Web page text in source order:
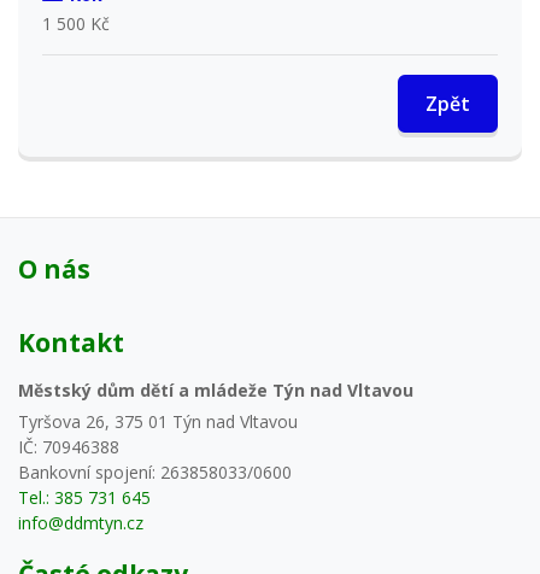
1 500 Kč
Zpět
O nás
Kontakt
Městský dům dětí a mládeže Týn nad Vltavou
Tyršova 26, 375 01 Týn nad Vltavou
IČ: 70946388
Bankovní spojení: 263858033/0600
Tel.: 385 731 645
info@ddmtyn.cz